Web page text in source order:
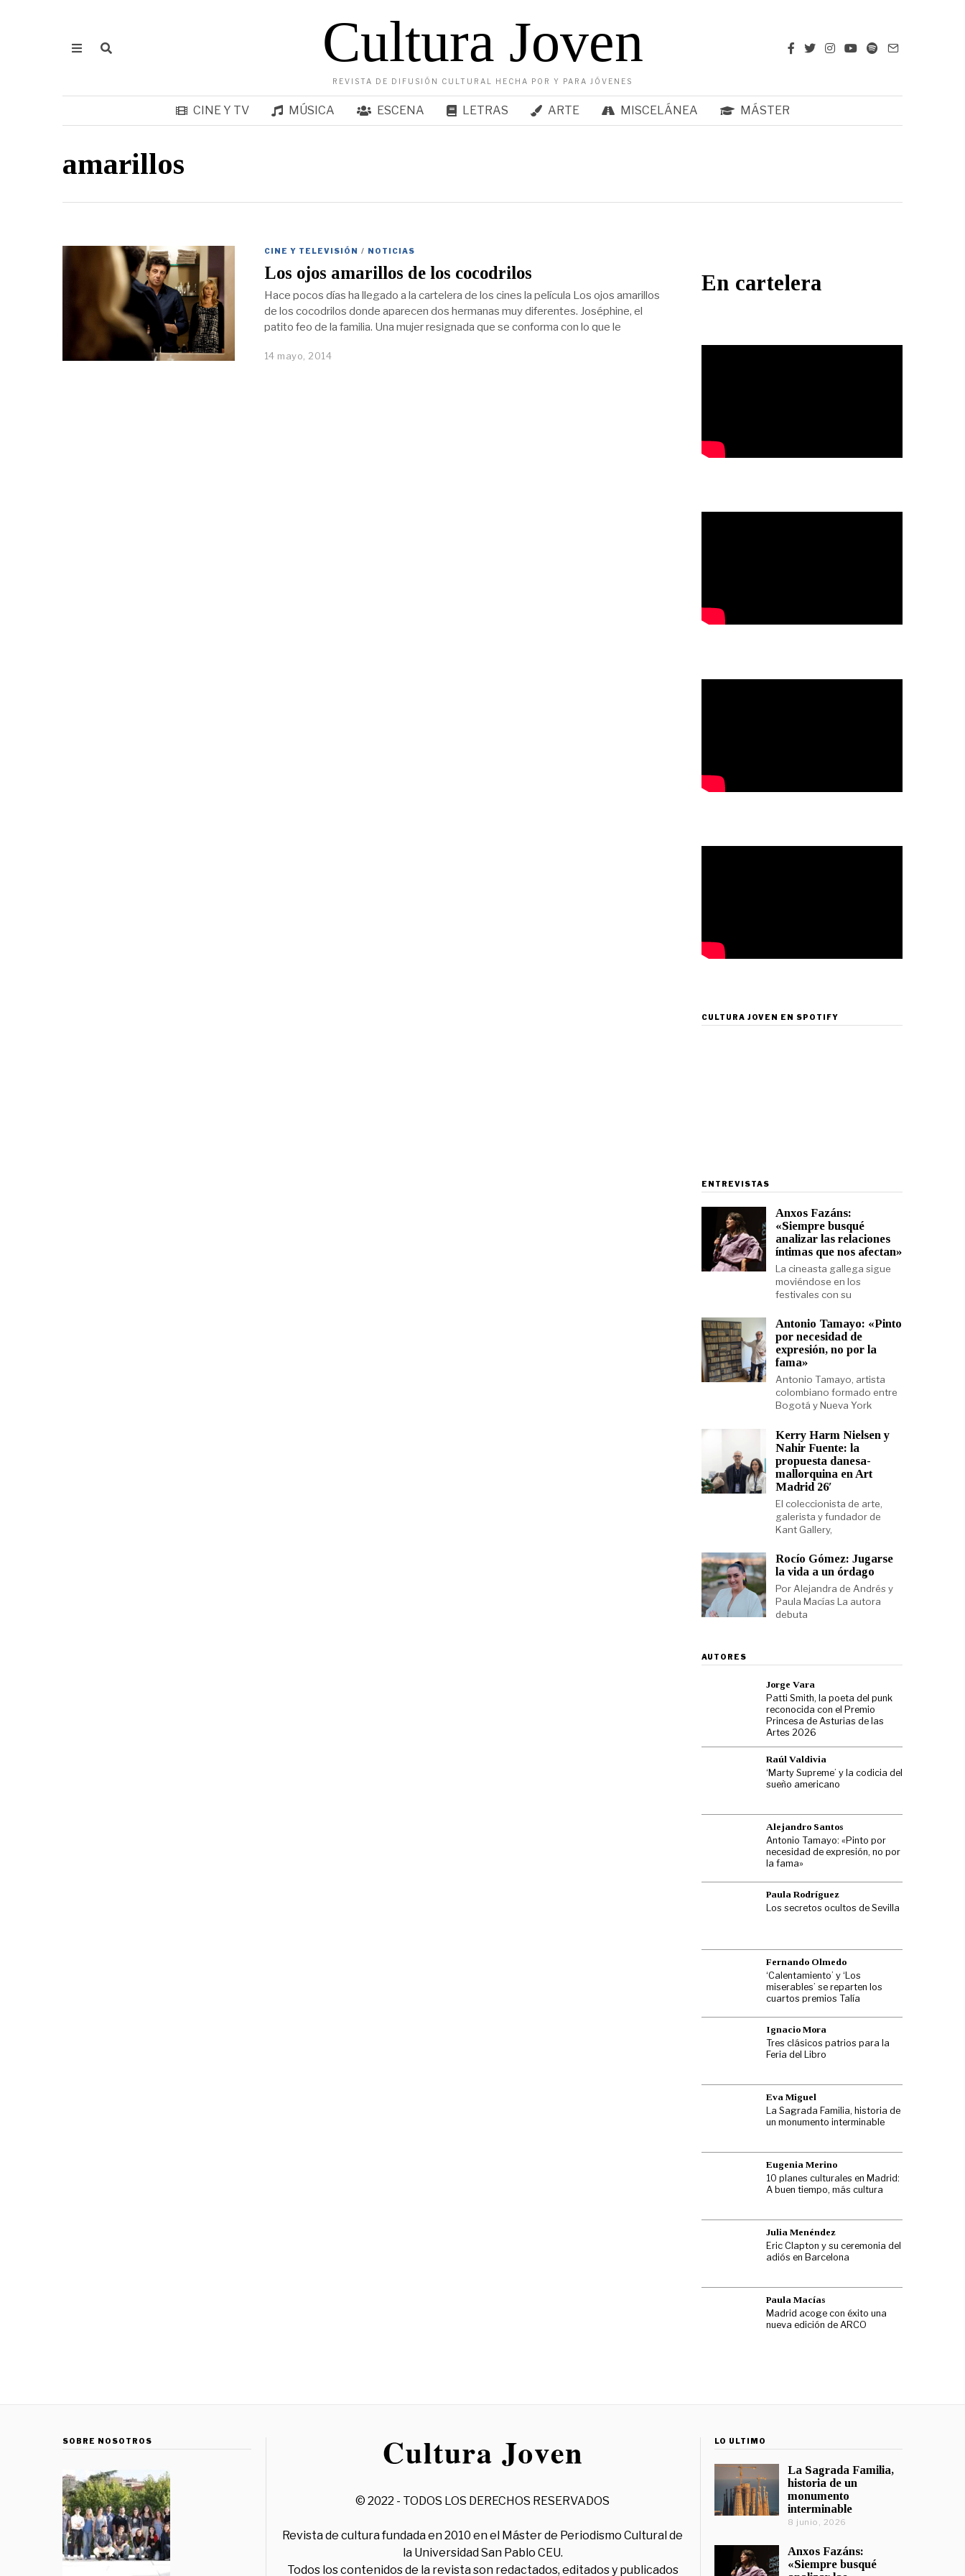
Cultura Joven
REVISTA DE DIFUSIÓN CULTURAL HECHA POR Y PARA JÓVENES
CINE Y TV MÚSICA ESCENA LETRAS ARTE MISCELÁNEA MÁSTER
amarillos
CINE Y TELEVISIÓN / NOTICIAS
Los ojos amarillos de los cocodrilos
Hace pocos días ha llegado a la cartelera de los cines la película Los ojos amarillos
de los cocodrilos donde aparecen dos hermanas muy diferentes. Joséphine, el
patito feo de la familia. Una mujer resignada que se conforma con lo que le
14 mayo, 2014
En cartelera
CULTURA JOVEN EN SPOTIFY
ENTREVISTAS
Anxos Fazáns:
«Siempre busqué
analizar las relaciones
íntimas que nos afectan»
La cineasta gallega sigue
moviéndose en los
festivales con su
Antonio Tamayo: «Pinto
por necesidad de
expresión, no por la
fama»
Antonio Tamayo, artista
colombiano formado entre
Bogotá y Nueva York
Kerry Harm Nielsen y
Nahir Fuente: la
propuesta danesa-
mallorquina en Art
Madrid 26′
El coleccionista de arte,
galerista y fundador de
Kant Gallery,
Rocío Gómez: Jugarse
la vida a un órdago
Por Alejandra de Andrés y
Paula Macías La autora
debuta
AUTORES
Jorge Vara
Patti Smith, la poeta del punk
reconocida con el Premio
Princesa de Asturias de las
Artes 2026
Raúl Valdivia
‘Marty Supreme’ y la codicia del
sueño americano
Alejandro Santos
Antonio Tamayo: «Pinto por
necesidad de expresión, no por
la fama»
Paula Rodríguez
Los secretos ocultos de Sevilla
Fernando Olmedo
‘Calentamiento’ y ‘Los
miserables’ se reparten los
cuartos premios Talía
Ignacio Mora
Tres clásicos patrios para la
Feria del Libro
Eva Miguel
La Sagrada Familia, historia de
un monumento interminable
Eugenia Merino
10 planes culturales en Madrid:
A buen tiempo, más cultura
Julia Menéndez
Eric Clapton y su ceremonia del
adiós en Barcelona
Paula Macías
Madrid acoge con éxito una
nueva edición de ARCO
SOBRE NOSOTROS
© 2022 - TODOS LOS DERECHOS RESERVADOS
Revista de cultura fundada en 2010 en el Máster de Periodismo Cultural de
la Universidad San Pablo CEU.
Todos los contenidos de la revista son redactados, editados y publicados
LO ÚLTIMO
La Sagrada Familia,
historia de un
monumento
interminable
8 junio, 2026
Anxos Fazáns:
«Siempre busqué